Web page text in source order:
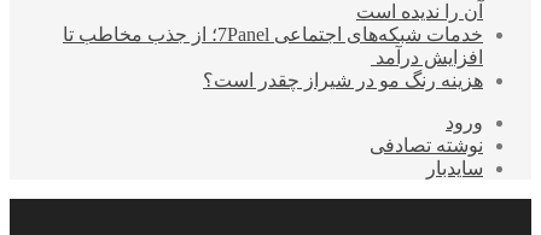
آن را ندیده است
خدمات شبکه‌های اجتماعی 7Panel؛ از جذب مخاطب تا
افزایش درآمد
هزینه رنگ مو در شیراز چقدر است؟
ورود
نوشته تصادفی
سایدبار